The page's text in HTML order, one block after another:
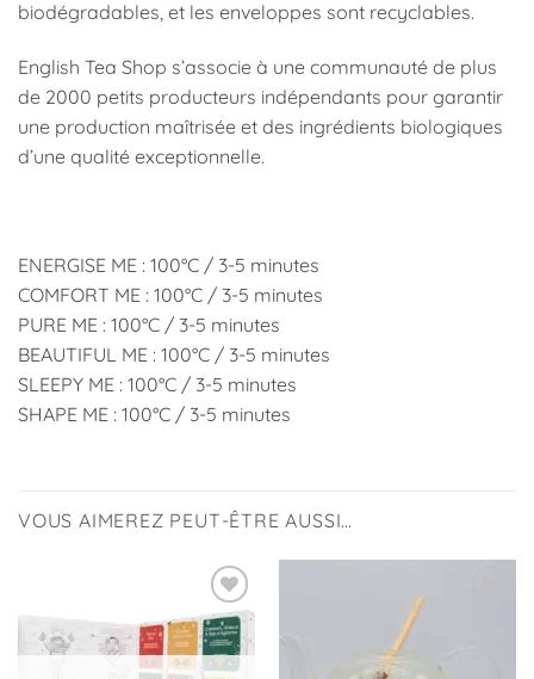
biodégradables, et les enveloppes sont recyclables.
English Tea Shop s’associe à une communauté de plus
de 2000 petits producteurs indépendants pour garantir
une production maîtrisée et des ingrédients biologiques
d’une qualité exceptionnelle.
ENERGISE ME : 100°C / 3-5 minutes
COMFORT ME : 100°C / 3-5 minutes
PURE ME : 100°C / 3-5 minutes
BEAUTIFUL ME : 100°C / 3-5 minutes
SLEEPY ME : 100°C / 3-5 minutes
SHAPE ME : 100°C / 3-5 minutes
VOUS AIMEREZ PEUT-ÊTRE AUSSI…
Ajouter
à la
liste
d’envies